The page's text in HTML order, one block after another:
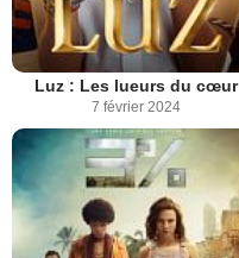
Luz : Les lueurs du cœur
7 février 2024